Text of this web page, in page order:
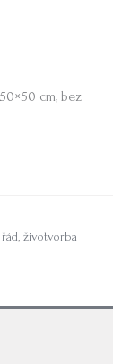
cm, bez
řád, životvorba